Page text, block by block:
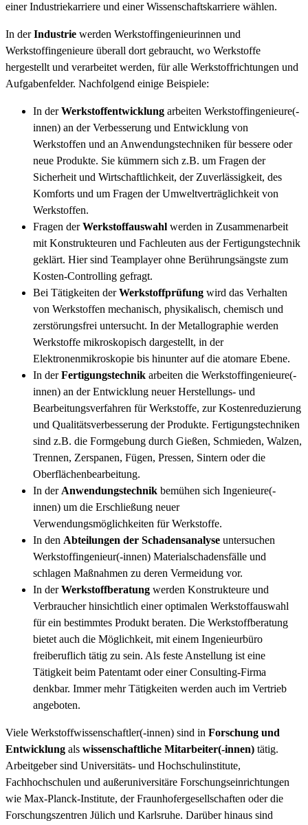
einer Industriekarriere und einer Wissenschaftskarriere wählen.
In derIndustrie werden Werkstoffingenieurinnen und
Werkstoffingenieure überall dort gebraucht, wo Werkstoffe
hergestellt und verarbeitet werden, für alle Werkstoffrichtungen und
Aufgabenfelder. Nachfolgend einige Beispiele:
In derWerkstoffentwicklung arbeiten Werkstoffingenieure(-
innen) an der Verbesserung und Entwicklung von
Werkstoffen und an Anwendungstechniken für bessere oder
neue Produkte. Sie kümmern sich z.B. um Fragen der
Sicherheit und Wirtschaftlichkeit, der Zuverlässigkeit, des
Komforts und um Fragen der Umweltverträglichkeit von
Werkstoffen.
Fragen derWerkstoffauswahl werden in Zusammenarbeit
mit Konstrukteuren und Fachleuten aus der Fertigungstechnik
geklärt. Hier sind Teamplayer ohne Berührungsängste zum
Kosten-Controlling gefragt.
Bei Tätigkeiten derWerkstoffprüfung wird das Verhalten
von Werkstoffen mechanisch, physikalisch, chemisch und
zerstörungsfrei untersucht. In der Metallographie werden
Werkstoffe mikroskopisch dargestellt, in der
Elektronenmikroskopie bis hinunter auf die atomare Ebene.
In derFertigungstechnik arbeiten die Werkstoffingenieure(-
innen) an der Entwicklung neuer Herstellungs- und
Bearbeitungsverfahren für Werkstoffe, zur Kostenreduzierung
und Qualitätsverbesserung der Produkte. Fertigungstechniken
sind z.B. die Formgebung durch Gießen, Schmieden, Walzen,
Trennen, Zerspanen, Fügen, Pressen, Sintern oder die
Oberflächenbearbeitung.
In der Anwendungstechnik bemühen sich Ingenieure(-
innen) um die Erschließung neuer
Verwendungsmöglichkeiten für Werkstoffe.
In den Abteilungen der Schadensanalyse untersuchen
Werkstoffingenieur(-innen) Materialschadensfälle und
schlagen Maßnahmen zu deren Vermeidung vor.
In derWerkstoffberatung werden Konstrukteure und
Verbraucher hinsichtlich einer optimalen Werkstoffauswahl
für ein bestimmtes Produkt beraten. Die Werkstoffberatung
bietet auch die Möglichkeit, mit einem Ingenieurbüro
freiberuflich tätig zu sein. Als feste Anstellung ist eine
Tätigkeit beim Patentamt oder einer Consulting-Firma
denkbar. Immer mehr Tätigkeiten werden auch im Vertrieb
angeboten.
Viele Werkstoffwissenschaftler(-innen) sind in Forschung und
Entwicklung als wissenschaftliche Mitarbeiter(-innen) tätig.
Arbeitgeber sind Universitäts- und Hochschulinstitute,
Fachhochschulen und außeruniversitäre Forschungseinrichtungen
wie Max-Planck-Institute, der Fraunhofergesellschaften oder die
Forschungszentren Jülich und Karlsruhe. Darüber hinaus sind